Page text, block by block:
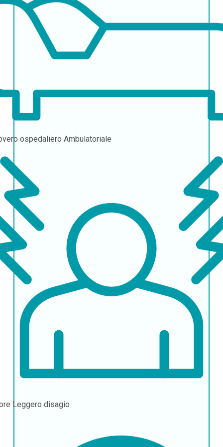
ospedaliero Ambulatoriale
Leggero disagio